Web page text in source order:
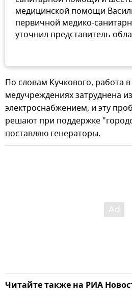
медицинской помощи
первичной медико-
уточнил представитель
По словам Кучкового, работа
медучреждениях затруднена
электроснабжением, и эту
решают при поддержке
поставляю генераторы.
Читайте также на РИА